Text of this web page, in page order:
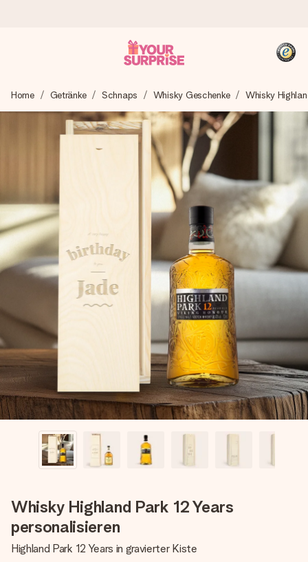
Wir bereiten dein Geschenk sorgfältig vor und schicken es
blitzschnell – damit du es genau zum richtigen Zeitpunkt
überreichen kannst, wenn es am meisten zählt.
4,8 (basierend auf +15.000 Bewertungen)
Unsere Geschenke begeistern. Kunden bewerten uns mit
4,8 bei Google Reviews (Gesamtergebnis aller Länder, in
die wir versenden).
+49 39292 929695
Montag - Freitag : 8:30 - 17:00 Uhr
Samstag - Sonntag : 8:30 - 13:00 Uhr
Home Getränke Schnaps Whisky Geschenke Whisky
Whisky Highland Park 12 Years
personalisieren
Highland Park 12 Years in gravierter Kiste